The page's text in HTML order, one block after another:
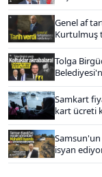
Genel af
Kurtulmuş
Tolga
Samkart
kart ücreti
isyan